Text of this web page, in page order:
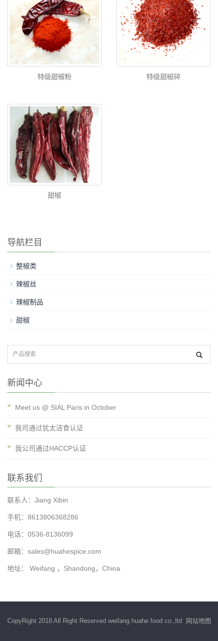
特级甜椒粉 特级甜椒碎
甜椒
导航栏目
整椒类
辣椒丝
辣椒制品
甜椒
新闻中心
Meet us @ SIAL Paris in October
我司通过犹太洁食认证
我公司通过HACCP认证
联系我们
联系人：Jiang Xibin
手机：8613806368286
电话：0536-8136099
邮箱： sales@huahespice.com
地址： Weifang ，Shandong，China
CopyRight 2018 All Right Reserved weifang huahe food co.,ltd 网站地图